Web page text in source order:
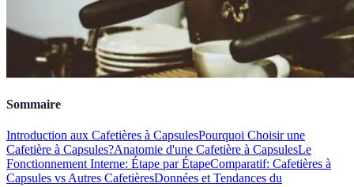
Sommaire
Introduction aux Cafetières à CapsulesPourquoi Choisir une
Cafetière à Capsules?Anatomie d'une Cafetière à CapsulesLe
Fonctionnement Interne: Étape par ÉtapeComparatif: Cafetières à
Capsules vs Autres CafetièresDonnées et Tendances du